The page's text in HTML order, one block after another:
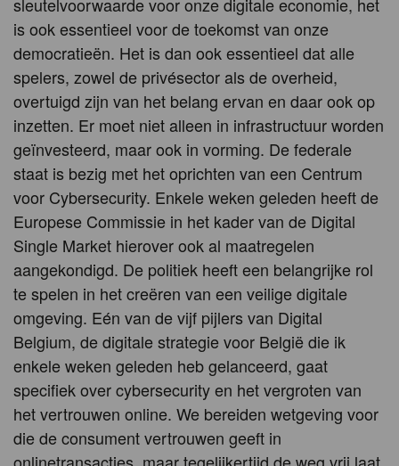
sleutelvoorwaarde voor onze digitale economie, het
is ook essentieel voor de toekomst van onze
democratieën. Het is dan ook essentieel dat alle
spelers, zowel de privésector als de overheid,
overtuigd zijn van het belang ervan en daar ook op
inzetten. Er moet niet alleen in infrastructuur worden
geïnvesteerd, maar ook in vorming. De federale
staat is bezig met het oprichten van een Centrum
voor Cybersecurity. Enkele weken geleden heeft de
Europese Commissie in het kader van de Digital
Single Market hierover ook al maatregelen
aangekondigd. De politiek heeft een belangrijke rol
te spelen in het creëren van een veilige digitale
omgeving. Eén van de vijf pijlers van Digital
Belgium, de digitale strategie voor België die ik
enkele weken geleden heb gelanceerd, gaat
specifiek over cybersecurity en het vergroten van
het vertrouwen online. We bereiden wetgeving voor
die de consument vertrouwen geeft in